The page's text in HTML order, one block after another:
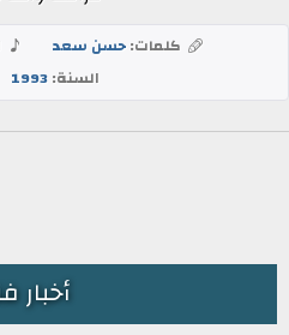
كلمات:حسن سعد
السنة:1993
أخبار